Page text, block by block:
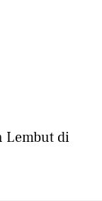
Lembut di